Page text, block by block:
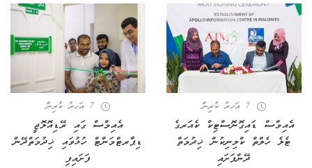
7 އަހރު ކުރިން
އެއިމްސް ޑައިގޮނޮސްޓިކް ކެއަރގެ
ޓެލެ ހެލްތް ކްލިނިކުން ޚިދުމަތް
ދޭންފަށައި
7 އަހރު ކުރިން
އެއިމްސް ގައި ރޭޑިއޮލޮޖީ
ޑިޕާރޓްމަންޓް ހުޅުވައި ޚިދުމަތްދޭން
ފަށައިފި